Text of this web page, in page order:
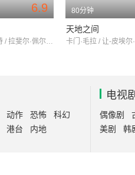
6.9
蒂埃里·莱尔米特 / 拉斐尔·佩尔索纳 / 尼尔斯·阿贺斯图普
80分钟
天地之间
动作 恐怖
科幻
港台 内地
电视剧
偶像剧
美剧
韩